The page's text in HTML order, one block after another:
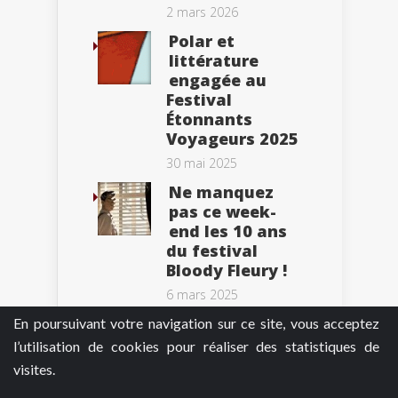
En poursuivant votre navigation sur ce site, vous acceptez
l’utilisation de cookies pour réaliser des statistiques de
visites.
2 mars 2026
Polar et
littérature
engagée au
Festival
Étonnants
Voyageurs 2025
30 mai 2025
Ne manquez
pas ce week-
end les 10 ans
du festival
Bloody Fleury !
6 mars 2025